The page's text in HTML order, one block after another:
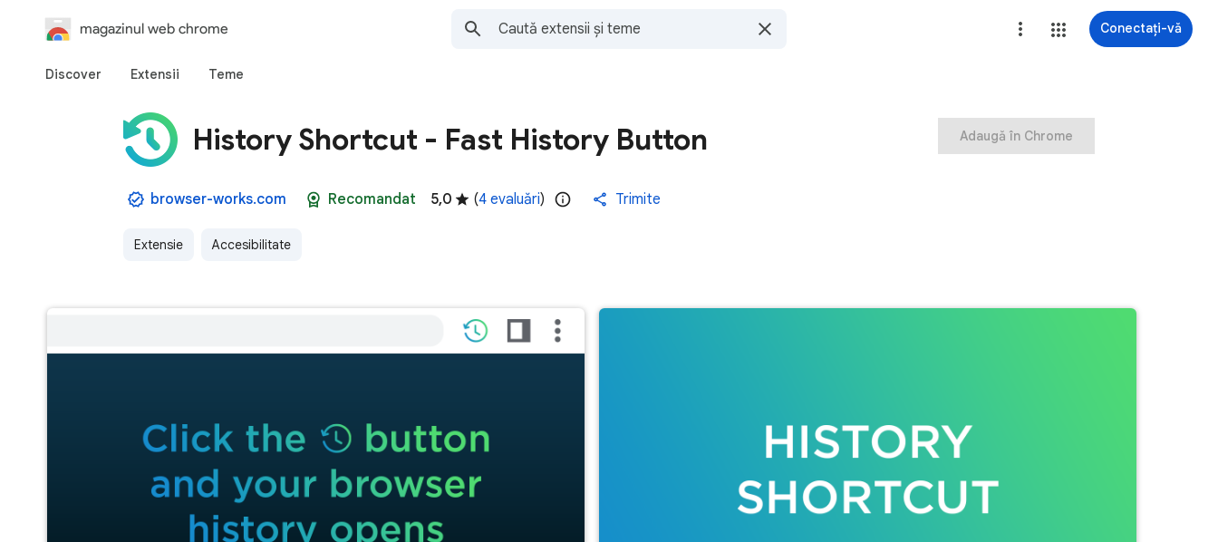
magazinul web chrome Conectați-vă
Discover Extensii Teme
History Shortcut - Fast History Button
browser-works.com Recomandat 5,0 (4 evaluări) Trimite
Extensie Accesibilitate
Adaugă în Chrome